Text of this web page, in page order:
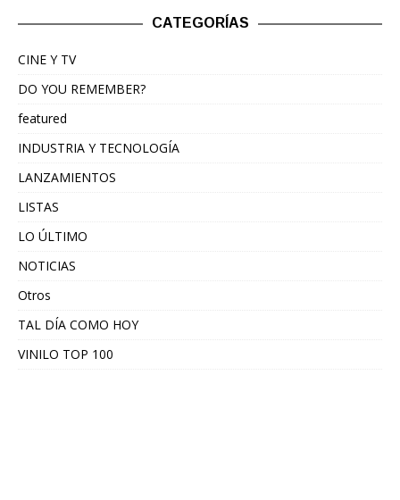
CATEGORÍAS
CINE Y TV
DO YOU REMEMBER?
featured
INDUSTRIA Y TECNOLOGÍA
LANZAMIENTOS
LISTAS
LO ÚLTIMO
NOTICIAS
Otros
TAL DÍA COMO HOY
VINILO TOP 100